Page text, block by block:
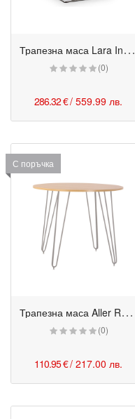
Т
рапезна маса Lara Inox SQ
(0)
286.32 €/ 559.99 лв.
С поръчка
Т
рапезна маса Aller Round
(0)
110.95 €/ 217.00 лв.